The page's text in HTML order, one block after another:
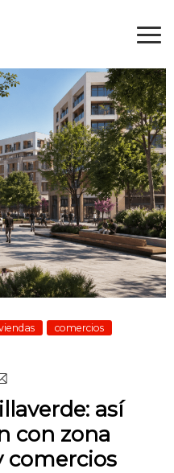
comercios
así
con zona
comercios